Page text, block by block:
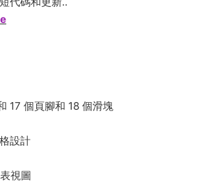
17 個頁腳和 18 個滑塊
設計
視圖